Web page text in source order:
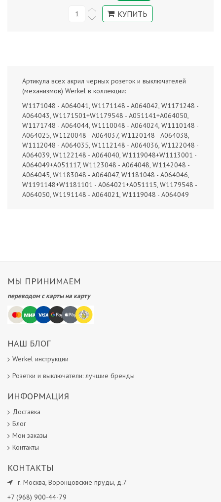
Артикула всех акрил черных розеток и выключателей
(механизмов) Werkel в коллекции:
W1171048 - A064041, W1171148 - A064042, W1171248 -
A064043, W1171501+W1179548 - A051141+A064050,
W1171748 - A064044, W1110048 - A064024, W1110148 -
A064025, W1120048 - A064037, W1120148 - A064038,
W1112048 - A064035, W1112148 - A064036, W1122048 -
A064039, W1122148 - A064040, W1119048+W1113001 -
A064049+A051117, W1123048 - A064048, W1142048 -
A064045, W1183048 - A064047, W1181048 - A064046,
W1191148+W1181101 - A064021+A051115, W1179548 -
A064050, W1191148 - A064021, W1119048 - A064049
МЫ ПРИНИМАЕМ
переводом с карты на карту
НАШ БЛОГ
Werkel инструкции
Розетки и выключатели: лучшие бренды
ИНФОРМАЦИЯ
Доставка
Блог
Мои заказы
Контакты
КОНТАКТЫ
г. Москва, Воронцовские пруды, д.7
+7 (968) 900-44-79